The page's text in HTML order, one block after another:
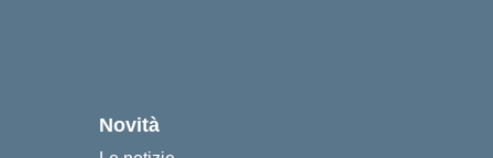
Novità